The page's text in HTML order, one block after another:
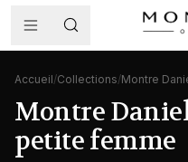
Accueil/Collections/
Montre
petite femme